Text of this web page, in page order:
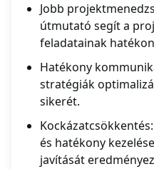
Jobb
útmutató segít a
feladatainak
Hatékony
stratégiák
sikerét.
és hatékony
javítását